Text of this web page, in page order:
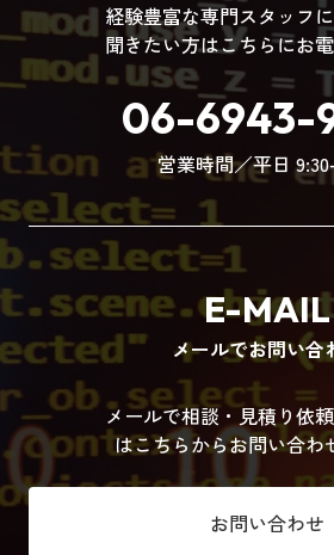
経験豊富な専門スタッフ
聞きたい方はこちらにお
06-6943-
営業時間／平日
E-MAIL
メールでお問い合
メールで相談・見積り依
はこちらからお問い合わ
お問い合わせ